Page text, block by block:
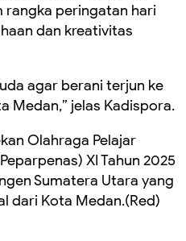
rangka peringatan hari
dan kreativitas
agar berani terjun ke
Medan,” jelas Kadispora.
Olahraga Pelajar
XI Tahun 2025
Sumatera Utara yang
dari Kota Medan.(Red)